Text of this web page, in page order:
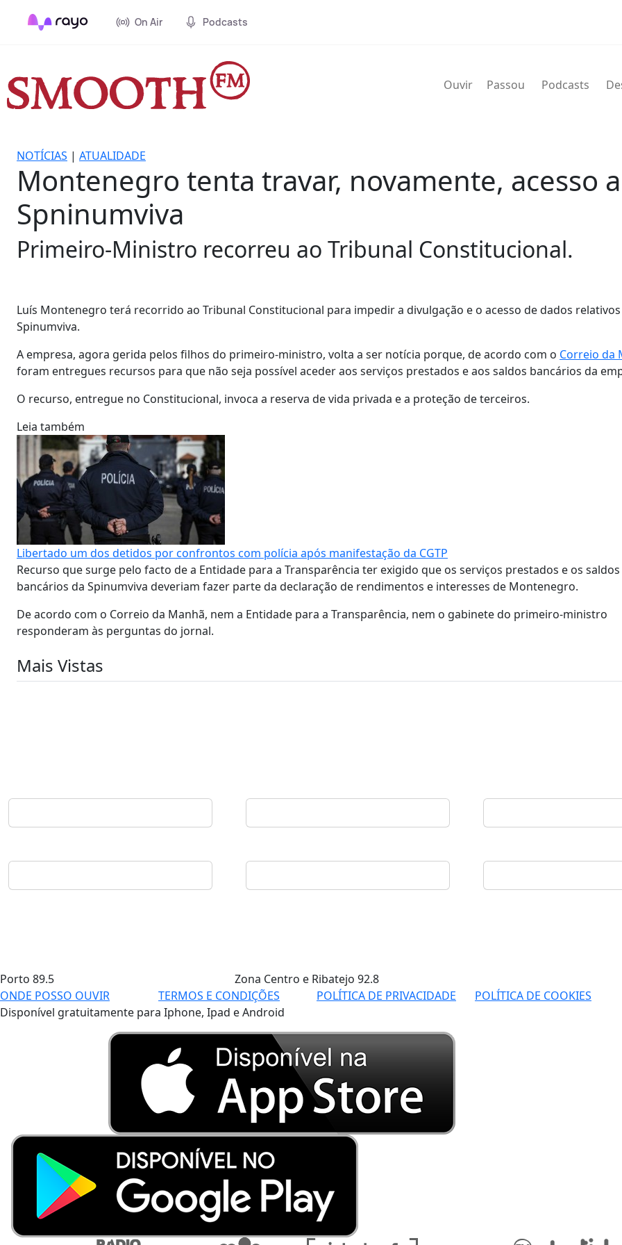
On Air Podcasts
Ouvir Passou Podcasts
NOTÍCIAS | ATUALIDADE
Montenegro tenta travar, novamente, acesso
Spninumviva
Primeiro-Ministro recorreu ao Tribunal Constitucional.
Luís Montenegro terá recorrido ao Tribunal Constitucional para impedir a divulgação e o acesso de dados relativos
Spinumviva.
A empresa, agora gerida pelos filhos do primeiro-ministro, volta a ser notícia porque, de acordo com o Correio da
foram entregues recursos para que não seja possível aceder aos serviços prestados e aos saldos bancários da
O recurso, entregue no Constitucional, invoca a reserva de vida privada e a proteção de terceiros.
Leia também
Libertado um dos detidos por confrontos com polícia após manifestação da CGTP
Recurso que surge pelo facto de a Entidade para a Transparência ter exigido que os serviços prestados e os saldos
bancários da Spinumviva deveriam fazer parte da declaração de rendimentos e interesses de Montenegro.
De acordo com o Correio da Manhã, nem a Entidade para a Transparência, nem o gabinete do primeiro-ministro
responderam às perguntas do jornal.
Mais Vistas
Porto 89.5 Zona Centro e Ribatejo 92.8
ONDE POSSO OUVIR
TERMOS E CONDIÇÕES POLÍTICA DE PRIVACIDADE POLÍTICA DE COOKIES
Disponível gratuitamente para Iphone, Ipad e Android